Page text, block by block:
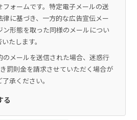
フォームです。特定電子メールの送
に基づき、一方的な広告宣伝メー
形態を取った同様のメールについ
たします。
メールを送信された場合、迷惑行
罰則金を請求させていただく場合が
承ください。
る